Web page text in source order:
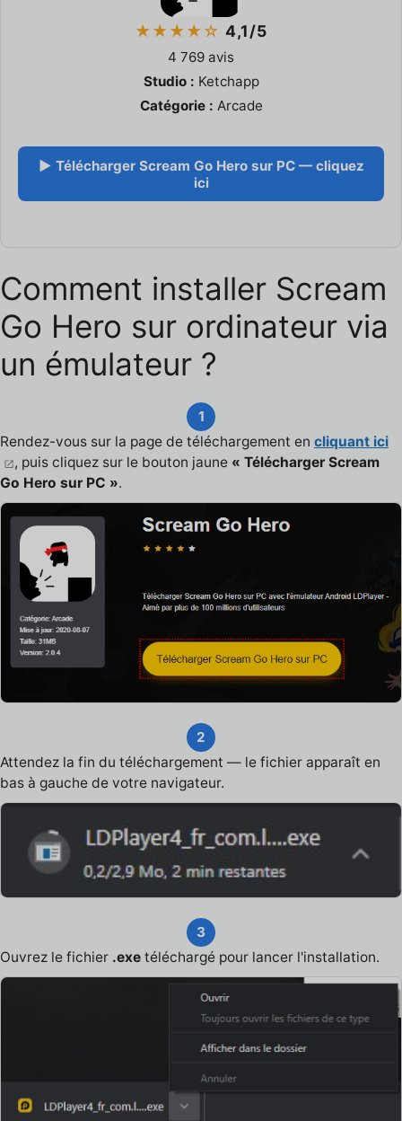
★★★★☆ 4,1/5
4 769 avis
Studio : Ketchapp
Catégorie : Arcade
▶ Télécharger Scream Go Hero sur PC — cliquez
ici
Comment installer Scream
Go Hero sur ordinateur via
un émulateur ?
1
Rendez-vous sur la page de téléchargement en cliquant ici
, puis cliquez sur le bouton jaune « Télécharger Scream
Go Hero sur PC ».
2
Attendez la fin du téléchargement — le fichier apparaît en
bas à gauche de votre navigateur.
3
Ouvrez le fichier .exe téléchargé pour lancer l'installation.